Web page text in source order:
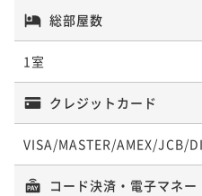
総部屋数
1室
クレジットカード
VISA/MASTER/AMEX/JCB/
コード決済・電子マネー